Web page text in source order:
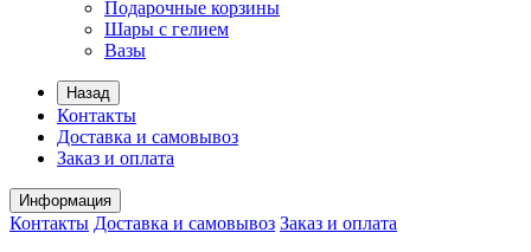
Подарочные корзины
Шары с гелием
Вазы
Назад
Контакты
Доставка и самовывоз
Заказ и оплата
Информация
Контакты Доставка и самовывоз Заказ и оплата